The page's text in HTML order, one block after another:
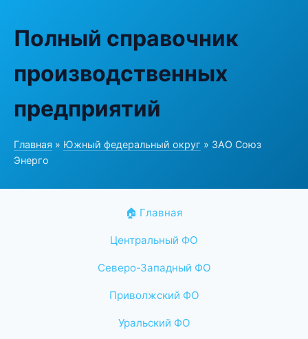
Полный справочник
производственных
предприятий
Главная » Южный федеральный округ » ЗАО Союз
Энерго
🏠 Главная
Центральный ФО
Северо-Западный ФО
Приволжский ФО
Уральский ФО